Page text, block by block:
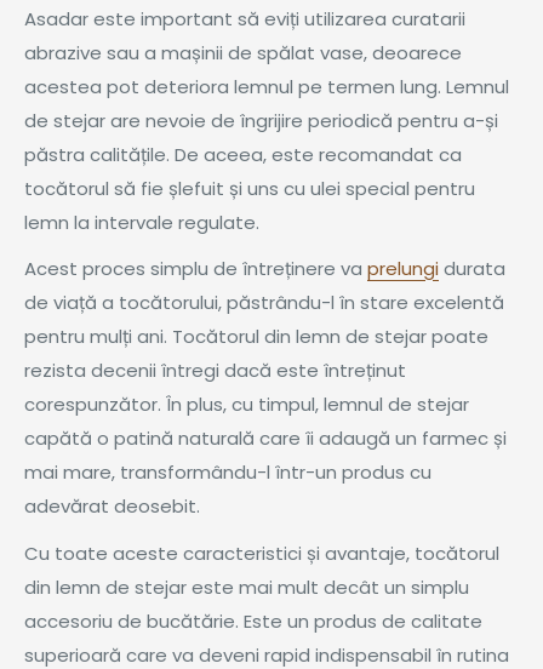
Asadar este important să eviți utilizarea curatarii
abrazive sau a mașinii de spălat vase, deoarece
acestea pot deteriora lemnul pe termen lung. Lemnul
de stejar are nevoie de îngrijire periodică pentru a-și
păstra calitățile. De aceea, este recomandat ca
tocătorul să fie șlefuit și uns cu ulei special pentru
lemn la intervale regulate.
Acest proces simplu de întreținere va prelungi durata
de viață a tocătorului, păstrându-l în stare excelentă
pentru mulți ani. Tocătorul din lemn de stejar poate
rezista decenii întregi dacă este întreținut
corespunzător. În plus, cu timpul, lemnul de stejar
capătă o patină naturală care îi adaugă un farmec și
mai mare, transformându-l într-un produs cu
adevărat deosebit.
Cu toate aceste caracteristici și avantaje, tocătorul
din lemn de stejar este mai mult decât un simplu
accesoriu de bucătărie. Este un produs de calitate
superioară care va deveni rapid indispensabil în rutina